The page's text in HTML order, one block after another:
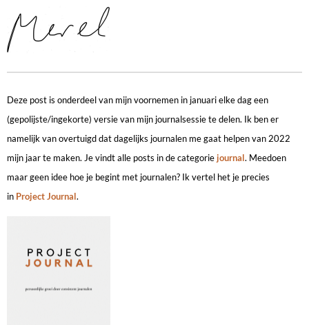
Deze post is onderdeel van mijn voornemen in januari elke dag een
(gepolijste/ingekorte) versie van mijn journalsessie te delen. Ik ben er
namelijk van overtuigd dat dagelijks journalen me gaat helpen van 2022
mijn jaar te maken. Je vindt alle posts in de categoriejournal. Meedoen
maar geen idee hoe je begint met journalen? Ik vertel het je precies
in Project Journal.